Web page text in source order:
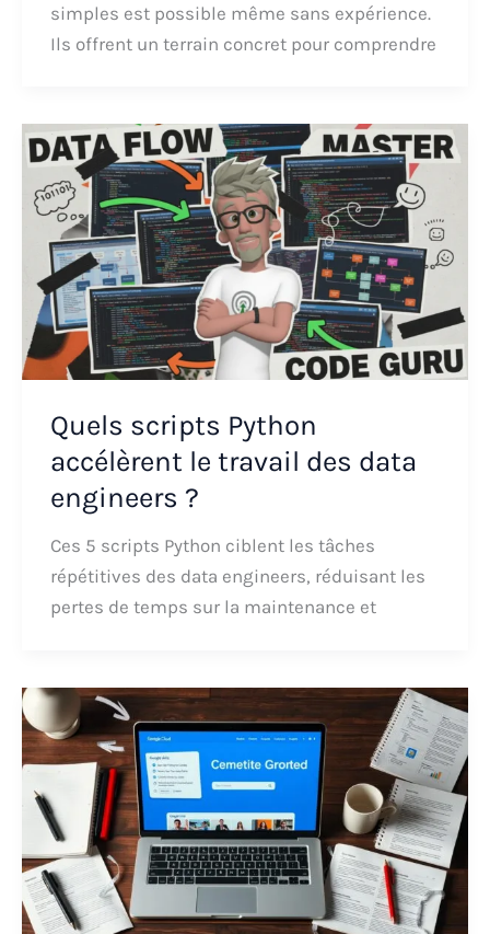
simples est possible même sans expérience.
Ils offrent un terrain concret pour comprendre
Quels scripts Python
accélèrent le travail des data
engineers ?
Ces 5 scripts Python ciblent les tâches
répétitives des data engineers, réduisant les
pertes de temps sur la maintenance et